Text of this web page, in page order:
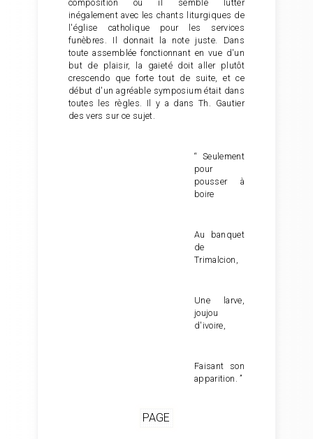
composition où il semble lutter
inégalement avec les chants liturgiques de
l'église catholique pour les services
funèbres. Il donnait la note juste. Dans
toute assemblée fonctionnant en vue d'un
but de plaisir, la gaieté doit aller plutôt
crescendo que forte tout de suite, et ce
début d'un agréable symposium était dans
toutes les règles. Il y a dans Th. Gautier
des vers sur ce sujet.
“ Seulement
pour
pousser à
boire
Au banquet
de
Trimalcion,
Une larve,
joujou
d'ivoire,
Faisant son
apparition. ”
PAGE